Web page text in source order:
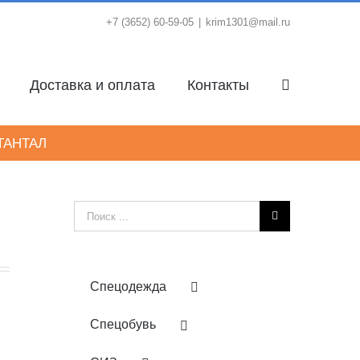
+7 (3652) 60-59-05 krim1301@mail.ru
Доставка и оплата Контакты
Результат
поиска:
Спецодежда
Спецобувь